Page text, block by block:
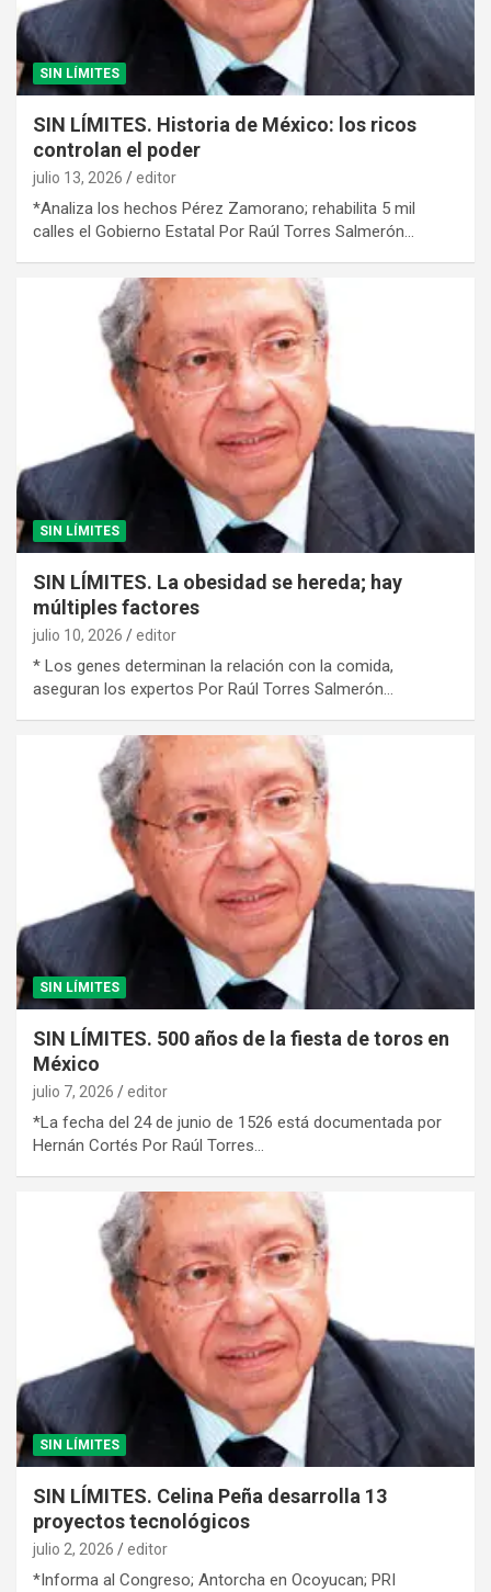
SIN LÍMITES
SIN LÍMITES. Historia de México: los ricos
controlan el poder
julio 13, 2026 editor
*Analiza los hechos Pérez Zamorano; rehabilita 5 mil
calles el Gobierno Estatal Por Raúl Torres Salmerón…
SIN LÍMITES
SIN LÍMITES. La obesidad se hereda; hay
múltiples factores
julio 10, 2026 editor
* Los genes determinan la relación con la comida,
aseguran los expertos Por Raúl Torres Salmerón…
SIN LÍMITES
SIN LÍMITES. 500 años de la fiesta de toros en
México
julio 7, 2026 editor
*La fecha del 24 de junio de 1526 está documentada por
Hernán Cortés Por Raúl Torres…
SIN LÍMITES
SIN LÍMITES. Celina Peña desarrolla 13
proyectos tecnológicos
julio 2, 2026 editor
*Informa al Congreso; Antorcha en Ocoyucan; PRI